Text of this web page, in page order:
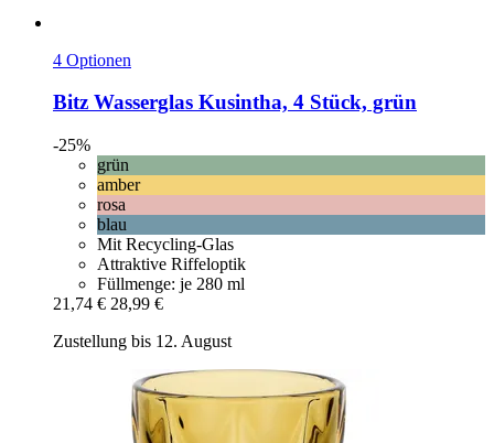
4 Optionen
Bitz Wasserglas Kusintha, 4 Stück, grün
-25%
grün
amber
rosa
blau
Mit Recycling-Glas
Attraktive Riffeloptik
Füllmenge: je 280 ml
21,74 € 28,99 €
Zustellung bis 12. August